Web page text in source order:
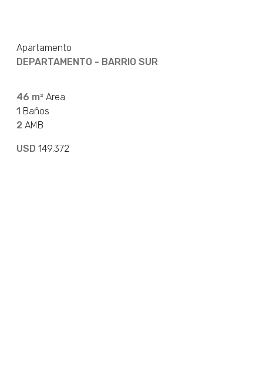
Apartamento
DEPARTAMENTO - BARRIO SUR
46 m² Area
1 Baños
2 AMB
USD 149.372